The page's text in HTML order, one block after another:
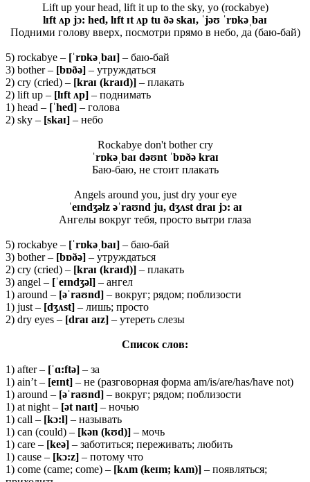
Lift up your head, lift it up to the sky, yo (rockabye)
lɪft ʌp jɔ: hed, lɪft ɪt ʌp tu ðə skaɪ, ˈjəʊ ˈrɒkəˌbaɪ
Подними голову вверх, посмотри прямо в небо, да (баю-бай)
5) rockabye – [ˈrɒkəˌ baɪ] – баю-бай
3) bother – [bɒðə] – утруждаться
2) cry (cried) – [kraɪ (kraɪd)] – плакать
2) lift up – [lɪft ʌp] – поднимать
1) head – [ˈhed] – голова
2) sky – [skaɪ] – небо
Rockabye don't bother cry
ˈrɒkəˌbaɪ dəʊnt ˈbɒðə kraɪ
Баю-баю, не стоит плакать
Angels around you, just dry your eye
ˈeɪndʒəlz əˈraʊnd ju, dʒʌst draɪ jɔ: aɪ
Ангелы вокруг тебя, просто вытри глаза
5) rockabye – [ˈrɒkəˌ baɪ] – баю-бай
3) bother – [bɒðə] – утруждаться
2) cry (cried) – [kraɪ (kraɪd)] – плакать
3) angel – [ˈeɪndʒəl] – ангел
1) around – [əˈraʊnd] – вокруг; рядом; поблизости
1) just – [dʒʌst] – лишь; просто
2) dry eyes – [draɪ aɪz] – утереть слезы
Список слов:
1) after – [ˈɑ:ftə] – за
1) ain’t – [eɪnt] – не (разговорная форма am/is/are/has/have not)
1) around – [əˈraʊnd] – вокруг; рядом; поблизости
1) at night – [ət naɪt] – ночью
1) call – [kɔ:l] – называть
1) can (could) – [kən (kʊd)] – мочь
1) care – [keə] – заботиться; переживать; любить
1) cause – [kɔ:z] – потому что
1) come (came; come) – [kʌm (keɪm; kʌm)] – появляться;